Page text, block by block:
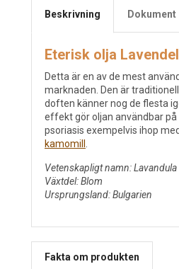
Beskrivning Dokument
Eterisk olja
Detta är en av de mest
marknaden. Den är
doften känner nog de flesta
effekt gör oljan användbar
psoriasis exempelvis ihop
kamomill .
Vetenskapligt namn:
Växtdel: Blom
Ursprungsland: Bulgarien
Fakta om produkten